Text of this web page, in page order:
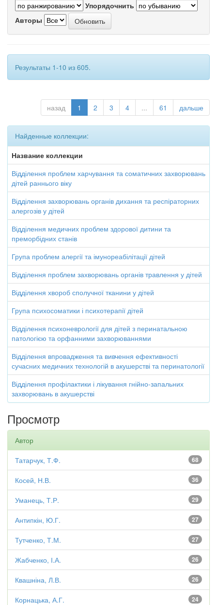
Упорядочнить
Авторы
Результаты 1-10 из 605.
назад 1 2 3 4 ... 61 дальше
Найденные коллекции:
Название коллекции
Відділення проблем харчування та соматичних захворювань
дітей раннього віку
Відділення захворювань органів дихання та респіраторних
алергозів у дітей
Відділення медичних проблем здорової дитини та
преморбідних станів
Група проблем алергії та імунореабілітації дітей
Відділення проблем захворювань органів травлення у дітей
Відділення хвороб сполучної тканини у дітей
Група психосоматики і психотерапії дітей
Відділення психоневрології для дітей з перинатальною
патологією та орфанними захворюваннями
Відділення впровадження та вивчення ефективності
сучасних медичних технологій в акушерстві та перинатології
Відділення профілактики і лікування гнійно-запальних
захворювань в акушерстві
Просмотр
Автор
68
Татарчук, Т.Ф.
36
Косей, Н.В.
29
Уманець, Т.Р.
27
Антипкін, Ю.Г.
27
Тутченко, Т.М.
26
Жабченко, І.А.
26
Квашніна, Л.В.
24
Корнацька, А.Г.